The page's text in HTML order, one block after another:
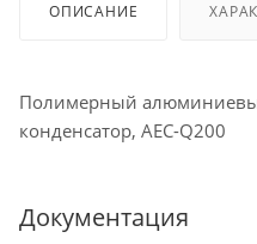
ОПИСАНИЕ
Полимерный
конденсатор, AEC-Q200
Документация